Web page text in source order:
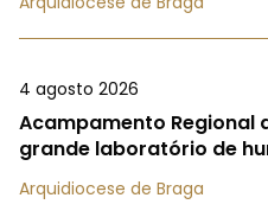
4 agosto 2026
Acampamento Regional
grande laboratório de
Arquidiocese de Braga